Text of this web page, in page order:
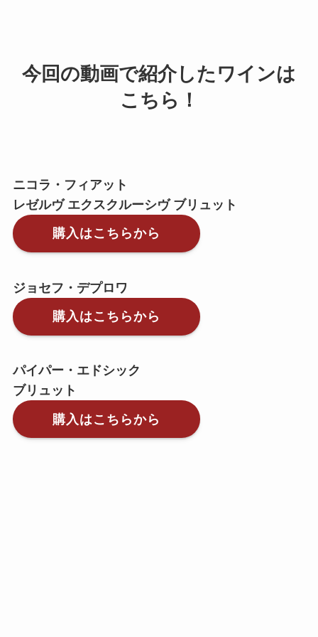
今回の動画で紹介したワインは
こちら！
ニコラ・フィアット
レゼルヴ エクスクルーシヴ ブリュット
購入はこちらから
ジョセフ・デプロワ
購入はこちらから
パイパー・エドシック
ブリュット
購入はこちらから